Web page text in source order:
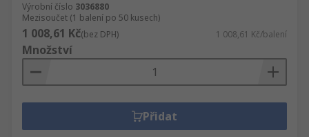
Výrobní číslo 3036880
Mezisoučet (1 balení po 50 kusech)
1 008,61 Kč(bez DPH) 1 008,61 Kč/balení
Množství
Přidat